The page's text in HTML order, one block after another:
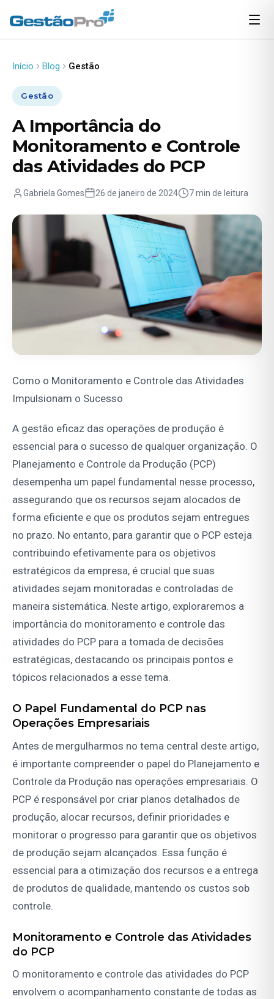
Início Blog Gestão
Gestão
A Importância do
Monitoramento e Controle
das Atividades do PCP
Gabriela Gomes 26 de janeiro de 2024 7 min de leitura
Como o Monitoramento e Controle das Atividades
Impulsionam o Sucesso
A gestão eficaz das operações de produção é
essencial para o sucesso de qualquer organização. O
Planejamento e Controle da Produção (PCP)
desempenha um papel fundamental nesse processo,
assegurando que os recursos sejam alocados de
forma eficiente e que os produtos sejam entregues
no prazo. No entanto, para garantir que o PCP esteja
contribuindo efetivamente para os objetivos
estratégicos da empresa, é crucial que suas
atividades sejam monitoradas e controladas de
maneira sistemática. Neste artigo, exploraremos a
importância do monitoramento e controle das
atividades do PCP para a tomada de decisões
estratégicas, destacando os principais pontos e
tópicos relacionados a esse tema.
O Papel Fundamental do PCP nas
Operações Empresariais
Antes de mergulharmos no tema central deste artigo,
é importante compreender o papel do Planejamento e
Controle da Produção nas operações empresariais. O
PCP é responsável por criar planos detalhados de
produção, alocar recursos, definir prioridades e
monitorar o progresso para garantir que os objetivos
de produção sejam alcançados. Essa função é
essencial para a otimização dos recursos e a entrega
de produtos de qualidade, mantendo os custos sob
controle.
Monitoramento e Controle das Atividades
do PCP
O monitoramento e controle das atividades do PCP
envolvem o acompanhamento constante de todas as